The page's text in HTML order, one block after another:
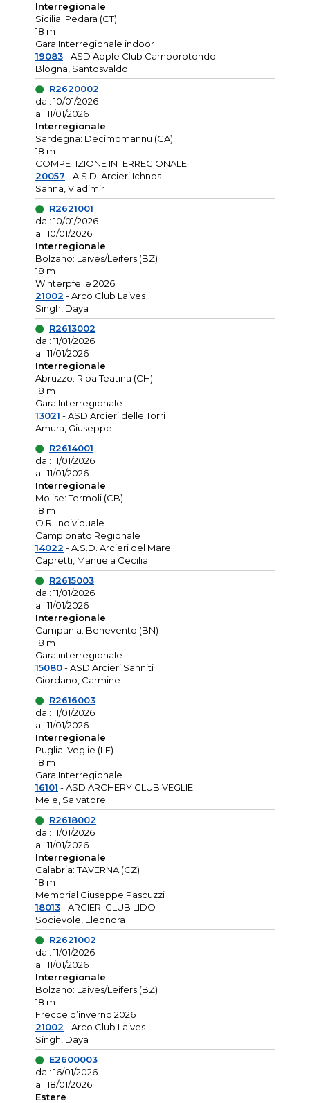
Interregionale
Sicilia: Pedara (CT)
18 m
Gara Interregionale indoor
19083- ASD Apple Club Camporotondo
Blogna, Santosvaldo
R2620002
dal: 10/01/2026
al: 11/01/2026
Interregionale
Sardegna: Decimomannu (CA)
18 m
COMPETIZIONE INTERREGIONALE
20057 - A.S.D. Arcieri Ichnos
Sanna, Vladimir
R2621001
dal: 10/01/2026
al: 10/01/2026
Interregionale
Bolzano: Laives/Leifers (BZ)
18 m
Winterpfeile 2026
21002 - Arco Club Laives
Singh, Daya
R2613002
dal: 11/01/2026
al: 11/01/2026
Interregionale
Abruzzo: Ripa Teatina (CH)
18 m
Gara Interregionale
13021 - ASD Arcieri delle Torri
Amura, Giuseppe
R2614001
dal: 11/01/2026
al: 11/01/2026
Interregionale
Molise: Termoli (CB)
18 m
O.R. Individuale
Campionato Regionale
14022 - A.S.D. Arcieri del Mare
Capretti, Manuela Cecilia
R2615003
dal: 11/01/2026
al: 11/01/2026
Interregionale
Campania: Benevento (BN)
18 m
Gara interregionale
15080- ASD Arcieri Sanniti
Giordano, Carmine
R2616003
dal: 11/01/2026
al: 11/01/2026
Interregionale
Puglia: Veglie (LE)
18 m
Gara Interregionale
16101 - ASD ARCHERY CLUB VEGLIE
Mele, Salvatore
R2618002
dal: 11/01/2026
al: 11/01/2026
Interregionale
Calabria: TAVERNA (CZ)
18 m
Memorial Giuseppe Pascuzzi
18013- ARCIERI CLUB LIDO
Socievole, Eleonora
R2621002
dal: 11/01/2026
al: 11/01/2026
Interregionale
Bolzano: Laives/Leifers (BZ)
18 m
Frecce d’inverno 2026
21002 - Arco Club Laives
Singh, Daya
E2600003
dal: 16/01/2026
al: 18/01/2026
Estere